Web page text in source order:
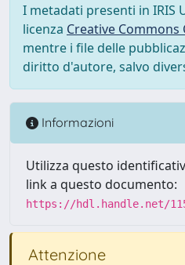
I metadati presenti in IRIS
licenza Creative Commons
mentre i file delle
diritto d'autore, salvo
Informazioni
Utilizza questo
link a questo documento:
https://hdl.handle.net/
Attenzione